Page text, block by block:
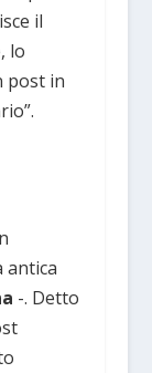
il
lo
post in
antica
-. Detto